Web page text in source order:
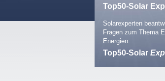
Top50-Solar
Solarexperten
Fragen zum Thema
Energien.
Top50-Solar